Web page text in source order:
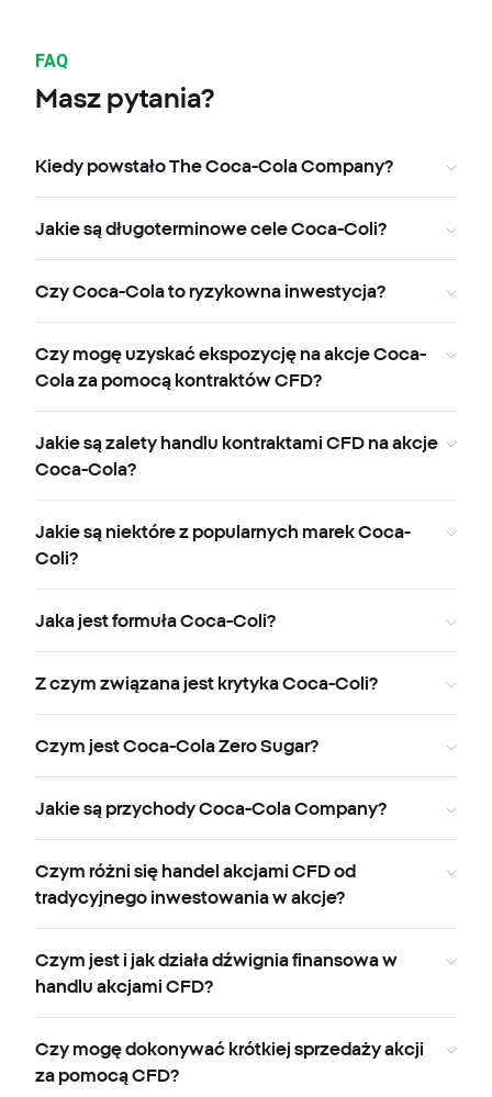
FAQ
Masz pytania?
Kiedy powstało The Coca-Cola Company?
Jakie są długoterminowe cele Coca-Coli?
Czy Coca-Cola to ryzykowna inwestycja?
Czy mogę uzyskać ekspozycję na akcje Coca-
Cola za pomocą kontraktów CFD?
Jakie są zalety handlu kontraktami CFD na akcje
Coca-Cola?
Jakie są niektóre z popularnych marek Coca-
Coli?
Jaka jest formuła Coca-Coli?
Z czym związana jest krytyka Coca-Coli?
Czym jest Coca-Cola Zero Sugar?
Jakie są przychody Coca-Cola Company?
Czym różni się handel akcjami CFD od
tradycyjnego inwestowania w akcje?
Czym jest i jak działa dźwignia finansowa w
handlu akcjami CFD?
Czy mogę dokonywać krótkiej sprzedaży akcji
za pomocą CFD?